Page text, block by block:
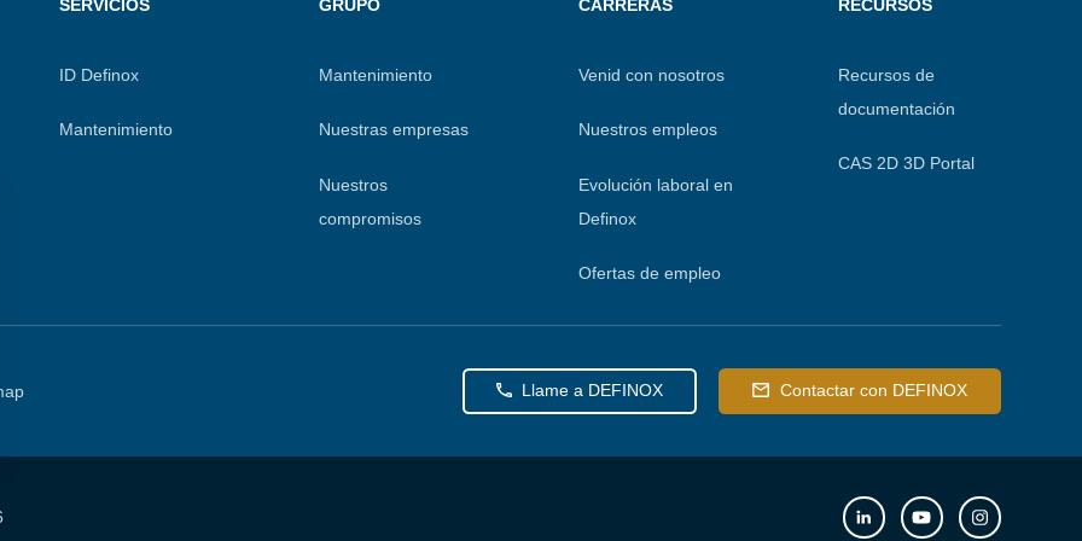
SERVICIOS
ID Definox
Mantenimiento
GRUPO
Mantenimiento
Nuestras empresas
Nuestros
compromisos
CARRERAS
Venid con nosotros
Nuestros empleos
Evolución laboral en
Definox
Ofertas de empleo
RECURSOS
Recursos de
documentación
CAS 2D 3D Portal
Llame a DEFINOX Contactar con DEFINOX